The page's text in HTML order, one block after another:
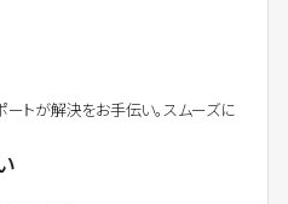
ートが解決をお手伝い。スムーズに